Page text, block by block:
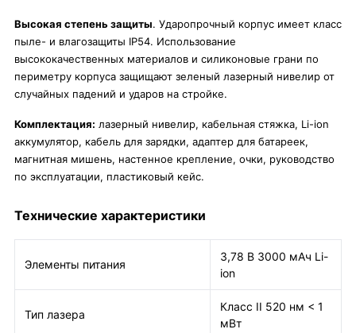
Высокая степень защиты. Ударопрочный корпус имеет класс
пыле- и влагозащиты IP54. Использование
высококачественных материалов и силиконовые грани по
периметру корпуса защищают зеленый лазерный нивелир от
случайных падений и ударов на стройке.
Комплектация: лазерный нивелир, кабельная стяжка, Li-ion
аккумулятор, кабель для зарядки, адаптер для батареек,
магнитная мишень, настенное крепление, очки, руководство
по эксплуатации, пластиковый кейс.
Технические характеристики
Элементы питания
3,78 В 3000 мАч Li-
ion
Тип лазера
Класс II 520 нм < 1
мВт